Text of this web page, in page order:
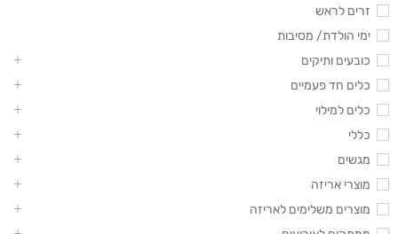
זרים לראש
ימי הולדת/ מסיבות
כובעים ותיקים
כלים חד פעמיים
כלים למילוי
כללי
מגשים
מוצרי אריזה
מוצרים משלימים לאריזה